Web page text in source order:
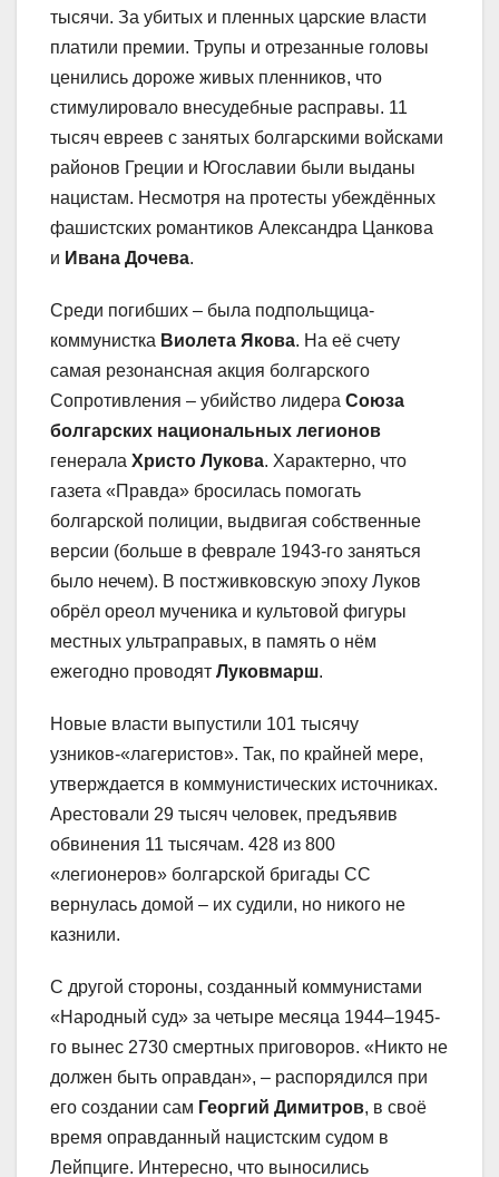
тысячи. За убитых и пленных царские власти
платили премии. Трупы и отрезанные головы
ценились дороже живых пленников, что
стимулировало внесудебные расправы. 11
тысяч евреев с занятых болгарскими войсками
районов Греции и Югославии были выданы
нацистам. Несмотря на протесты убеждённых
фашистских романтиков Александра Цанкова
и Ивана Дочева.
Среди погибших – была подпольщица-
коммунистка Виолета Якова. На её счету
самая резонансная акция болгарского
Сопротивления – убийство лидера Союза
болгарских национальных легионов
генерала Христо Лукова. Характерно, что
газета «Правда» бросилась помогать
болгарской полиции, выдвигая собственные
версии (больше в феврале 1943-го заняться
было нечем). В постживковскую эпоху Луков
обрёл ореол мученика и культовой фигуры
местных ультраправых, в память о нём
ежегодно проводят Луковмарш.
Новые власти выпустили 101 тысячу
узников-«лагеристов». Так, по крайней мере,
утверждается в коммунистических источниках.
Арестовали 29 тысяч человек, предъявив
обвинения 11 тысячам. 428 из 800
«легионеров» болгарской бригады СС
вернулась домой – их судили, но никого не
казнили.
С другой стороны, созданный коммунистами
«Народный суд» за четыре месяца 1944–1945-
го вынес 2730 смертных приговоров. «Никто не
должен быть оправдан», – распорядился при
его создании сам Георгий Димитров, в своё
время оправданный нацистским судом в
Лейпциге. Интересно, что выносились